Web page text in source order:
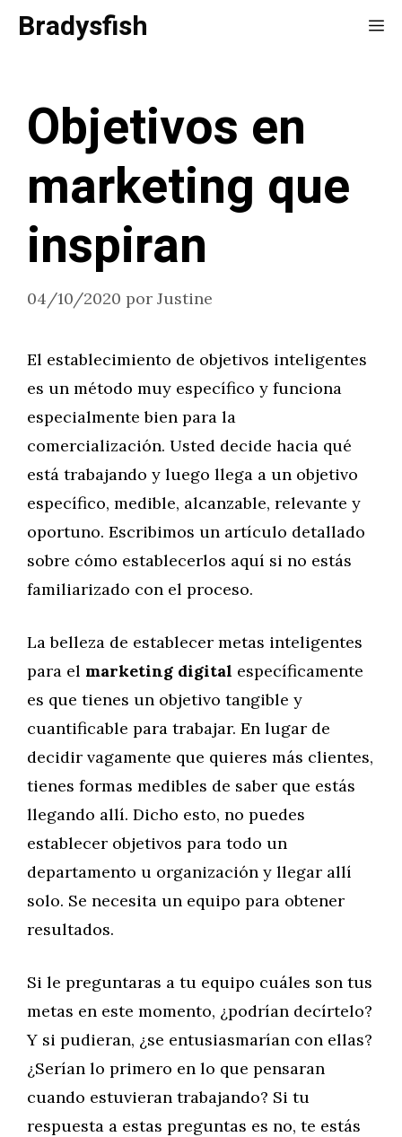
SaltarBradysfish
Objetivos en
marketing que
inspiran
04/10/2020 por Justine
El establecimiento de objetivos inteligentes
es un método muy específico y funciona
especialmente bien para la
comercialización. Usted decide hacia qué
está trabajando y luego llega a un objetivo
específico, medible, alcanzable, relevante y
oportuno. Escribimos un artículo detallado
sobre cómo establecerlos aquí si no estás
familiarizado con el proceso.
La belleza de establecer metas inteligentes
para el marketing digital específicamente
es que tienes un objetivo tangible y
cuantificable para trabajar. En lugar de
decidir vagamente que quieres más clientes,
tienes formas medibles de saber que estás
llegando allí. Dicho esto, no puedes
establecer objetivos para todo un
departamento u organización y llegar allí
solo. Se necesita un equipo para obtener
resultados.
Si le preguntaras a tu equipo cuáles son tus
metas en este momento, ¿podrían decírtelo?
Y si pudieran, ¿se entusiasmarían con ellas?
¿Serían lo primero en lo que pensaran
cuando estuvieran trabajando? Si tu
respuesta a estas preguntas es no, te estás